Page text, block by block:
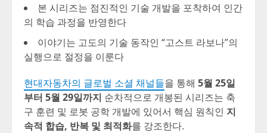
본 시리즈는 점진적인 기술 개발을 포착하여 인간
의 학습 과정을 반영한다
이야기는 고도의 기술 동작인 “고스트 라보나”의
실행으로 절정을 이룬다
현대자동차의 글로벌 소셜 채널들을 통해 5월 25일
부터 5월 29일까지 순차적으로 개봉된 시리즈는 축
구 훈련 및 로봇 공학 개발에 있어서 핵심 원칙인 지
속적 합습, 반복 및 최적화를 강조한다.